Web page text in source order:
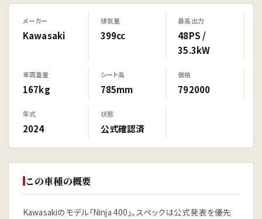
メーカー
Kawasaki
排気量
399cc
最高出力
48PS /
35.3kW
車両重量
167kg
シート高
785mm
価格
792000
年式
2024
状態
公式確認済
この車種の概要
Kawasakiのモデル「Ninja 400」。スペックは公式発表を優先